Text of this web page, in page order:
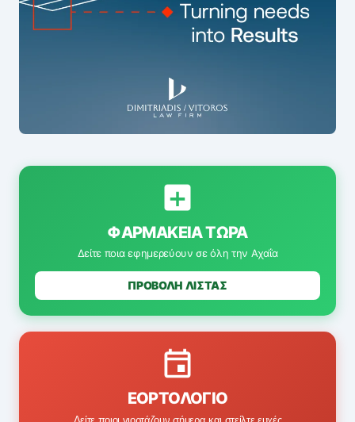
ΦΑΡΜΑΚΕΊΑ ΤΏΡΑ
Δείτε ποια εφημερεύουν σε όλη την Αχαΐα
ΠΡΟΒΟΛΗ ΛΙΣΤΑΣ
ΕΟΡΤΟΛΌΓΙΟ